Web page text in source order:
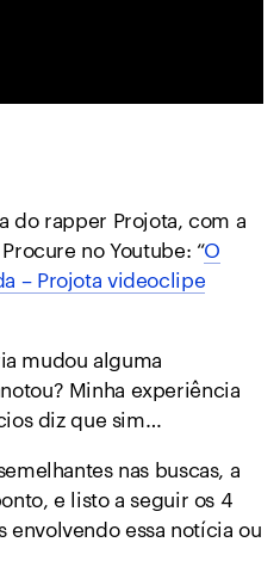
do rapper Projota, com a
no Youtube: “O
– Projota videoclipe
mudou alguma
Minha experiência
diz que sim…
nas buscas, a
e listo a seguir os 4
essa notícia ou